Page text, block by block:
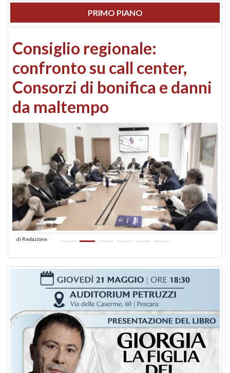
PRIMO PIANO
Consiglio regionale:
confronto su call center,
Consorzi di bonifica e danni
da maltempo
di Redazione